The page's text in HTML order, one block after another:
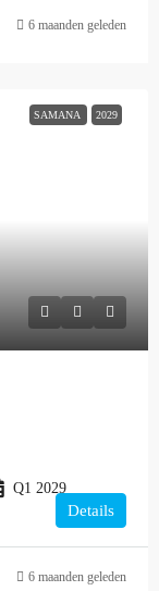
6 maanden geleden
SAMANA 2029
Q1 2029
Details
6 maanden geleden